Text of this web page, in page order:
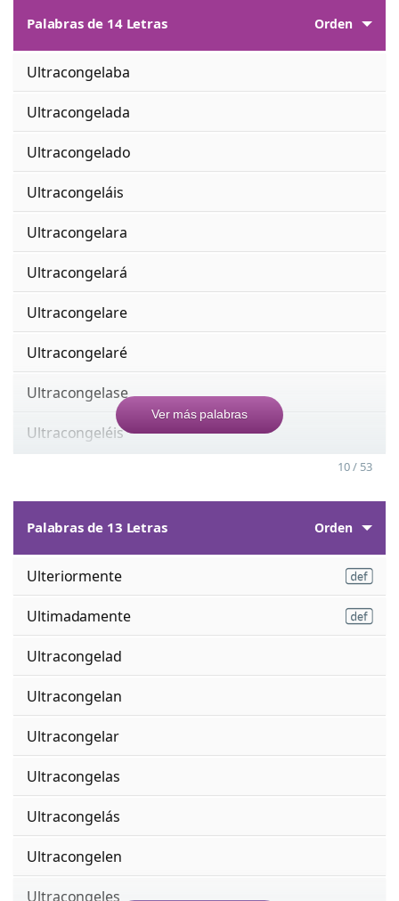
Palabras de 14 Letras Orden
Ultracongelaba
Ultracongelada
Ultracongelado
Ultracongeláis
Ultracongelara
Ultracongelará
Ultracongelare
Ultracongelaré
Ultracongelase
Ultracongeléis
Ver más palabras
10 / 53
Palabras de 13 Letras Orden
Ulteriormente
Ultimadamente
Ultracongelad
Ultracongelan
Ultracongelar
Ultracongelas
Ultracongelás
Ultracongelen
Ultracongeles